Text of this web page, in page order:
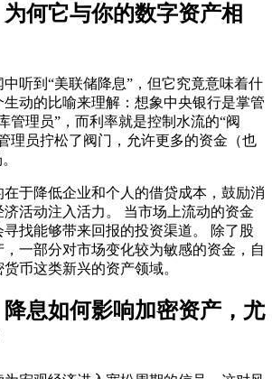
何它与你的数字资产相
听到“美联储降息”，但它究竟意味着什
动的比喻来理解：想象中央银行是掌管
管理员”，而利率就是控制水流的“阀
理员拧松了阀门，允许更多的资金（也
于降低企业和个人的借贷成本，鼓励消
活动注入活力。 当市场上流动的资金
找能够带来回报的投资渠道。 除了股
一部分对市场变化较为敏感的资金，自
币这类新兴的资产领域。
息如何影响加密资产，尤